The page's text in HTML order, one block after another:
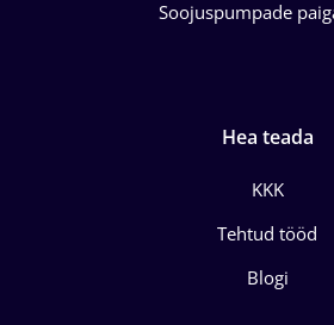
Soojuspumpade
Hea teada
KKK
Tehtud tööd
Blogi